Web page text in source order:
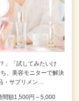
」「試してみたいけ
、美容モニターで解決
・サプリメン…
間額1,500円～5,000